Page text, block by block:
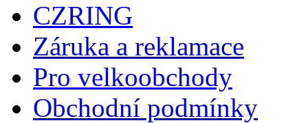
CZRING
Záruka a reklamace
Pro velkoobchody
Obchodní podmínky